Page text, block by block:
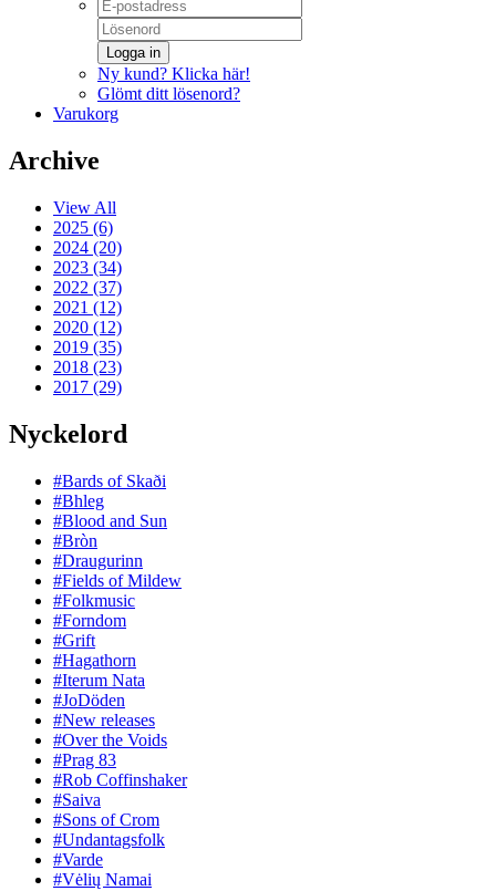
Logga in
Ny kund? Klicka här!
Glömt ditt lösenord?
Varukorg
Archive
View All
2025 (6)
2024 (20)
2023 (34)
2022 (37)
2021 (12)
2020 (12)
2019 (35)
2018 (23)
2017 (29)
Nyckelord
#Bards of Skaði
#Bhleg
#Blood and Sun
#Bròn
#Draugurinn
#Fields of Mildew
#Folkmusic
#Forndom
#Grift
#Hagathorn
#Iterum Nata
#JoDöden
#New releases
#Over the Voids
#Prag 83
#Rob Coffinshaker
#Saiva
#Sons of Crom
#Undantagsfolk
#Varde
#Vėlių Namai